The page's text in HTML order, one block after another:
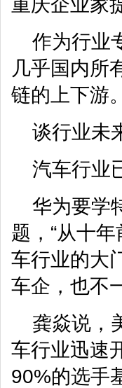
重庆企业家
作为行业
几乎国内所
链的上下游。
谈行业未
汽车行业
华为要学
题，“从十
车行业的大
车企，也不
龚焱说，
车行业迅速
90%的选手